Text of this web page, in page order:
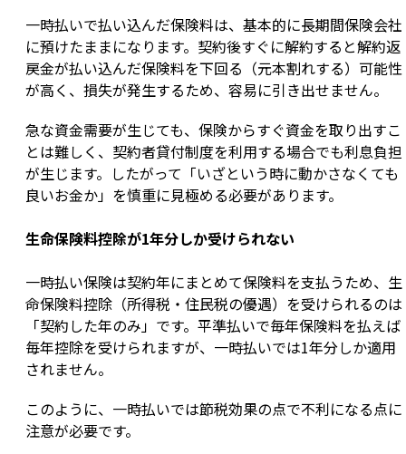
一時払いで払い込んだ保険料は、基本的に長期間保険会社
に預けたままになります。契約後すぐに解約すると解約返
戻金が払い込んだ保険料を下回る（元本割れする）可能性
が高く、損失が発生するため、容易に引き出せません。
急な資金需要が生じても、保険からすぐ資金を取り出すこ
とは難しく、契約者貸付制度を利用する場合でも利息負担
が生じます。したがって「いざという時に動かさなくても
良いお金か」を慎重に見極める必要があります。
生命保険料控除が1年分しか受けられない
一時払い保険は契約年にまとめて保険料を支払うため、生
命保険料控除（所得税・住民税の優遇）を受けられるのは
「契約した年のみ」です。平準払いで毎年保険料を払えば
毎年控除を受けられますが、一時払いでは1年分しか適用
されません。
このように、一時払いでは節税効果の点で不利になる点に
注意が必要です。